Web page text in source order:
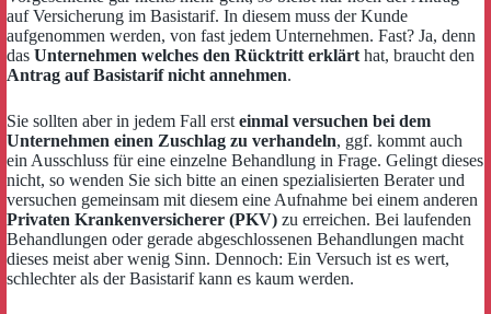
auf Versicherung im Basistarif. In diesem muss der Kunde
aufgenommen werden, von fast jedem Unternehmen. Fast? Ja, denn
das Unternehmen welches den Rücktritt erklärt hat, braucht den
Antrag auf Basistarif nicht annehmen.
Sie sollten aber in jedem Fall erst einmal versuchen bei dem
Unternehmen einen Zuschlag zu verhandeln, ggf. kommt auch
ein Ausschluss für eine einzelne Behandlung in Frage. Gelingt dieses
nicht, so wenden Sie sich bitte an einen spezialisierten Berater und
versuchen gemeinsam mit diesem eine Aufnahme bei einem anderen
Privaten Krankenversicherer (PKV) zu erreichen. Bei laufenden
Behandlungen oder gerade abgeschlossenen Behandlungen macht
dieses meist aber wenig Sinn. Dennoch: Ein Versuch ist es wert,
schlechter als der Basistarif kann es kaum werden.